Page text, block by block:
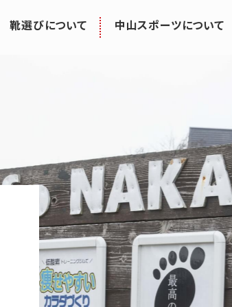
靴選びについて 中山スポーツについて